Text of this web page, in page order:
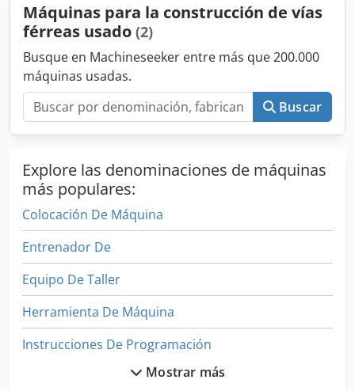
Máquinas para la construcción de vías
férreas usado (2)
Busque en Machineseeker entre más que 200.000
máquinas usadas.
Buscar
Explore las denominaciones de máquinas
más populares:
Colocación De Máquina
Entrenador De
Equipo De Taller
Herramienta De Máquina
Instrucciones De Programación
Maquina De EmbalajeMostrar más